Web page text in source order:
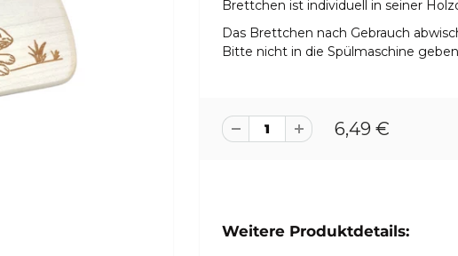
Brettchen ist individuell in seiner
Das Brettchen nach Gebrauch
Bitte nicht in die Spülmaschine
6,49 €
Weitere Produktdetails: